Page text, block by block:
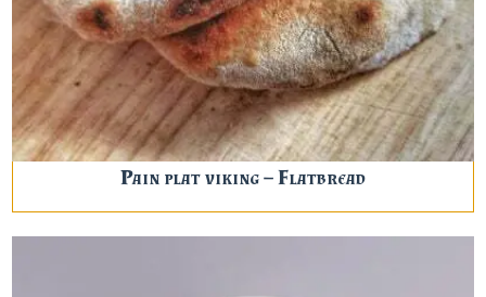
Pain plat viking – Flatbread